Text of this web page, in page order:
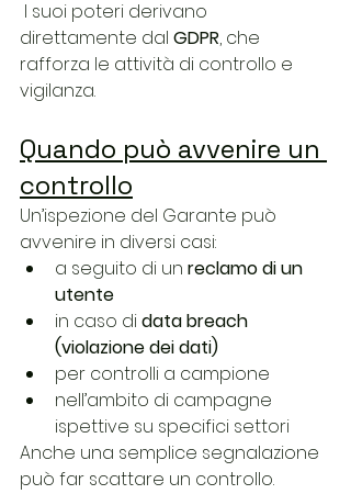
direttamente dal GDPR, che
rafforza le attività di controllo e
vigilanza.
Quando può avvenire un
controllo
Un’ispezione del Garante può
avvenire in diversi casi:
a seguito di un reclamo di un
utente
in caso di data breach
(violazione dei dati)
per controlli a campione
nell’ambito di campagne
ispettive su specifici settori
Anche una semplice segnalazione
può far scattare un controllo.